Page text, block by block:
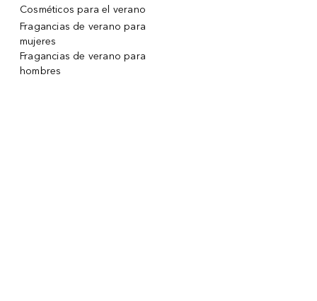
Cosméticos para el verano
Fragancias de verano para
mujeres
Fragancias de verano para
hombres